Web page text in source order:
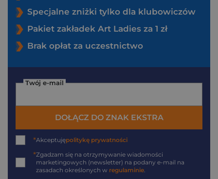
Specjalne zniżki tylko dla klubowiczów
Pakiet zakładek Art Ladies za 1 zł
Brak opłat za uczestnictwo
Twój e-mail
DOŁĄCZ DO ZNAK EKSTRA
*Akceptujępolitykę prywatności
*Zgadzam się na otrzymywanie wiadomości
marketingowych (newsletter) na podany e-mail na
zasadach określonych w regulaminie.